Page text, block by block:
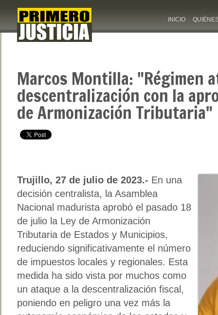
INICIO
Marcos Montilla: "Régimen
descentralización con la
de Armonización Tributaria"
Trujillo, 27 de julio de 2023.- En una
decisión centralista, la Asamblea
Nacional madurista aprobó el pasado 18
de julio la Ley de Armonización
Tributaria de Estados y Municipios,
reduciendo significativamente el número
de impuestos locales y regionales. Esta
medida ha sido vista por muchos como
un ataque a la descentralización fiscal,
poniendo en peligro una vez más la